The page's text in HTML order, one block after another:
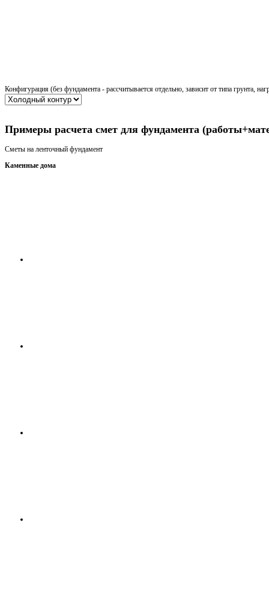
Конфигурация (без фундамента - рассчитывается отдельно, зависит от типа грунта,
Примеры расчета смет для фундамента
Сметы на ленточный фундамент
Каменные дома